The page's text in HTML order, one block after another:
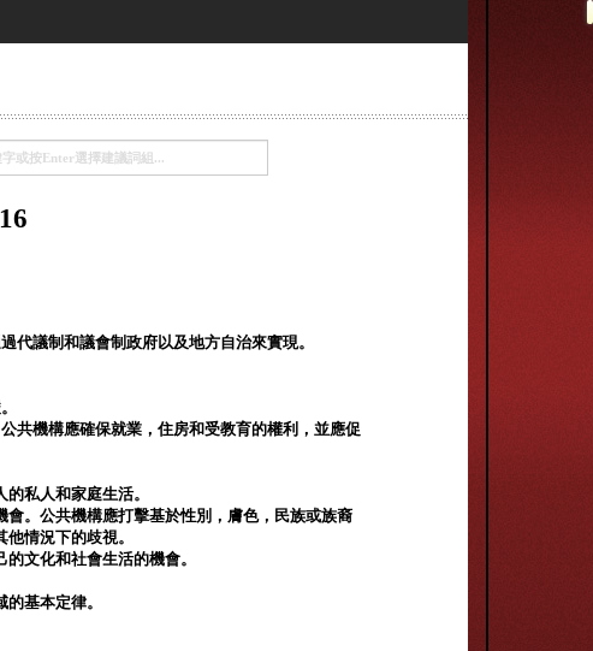
代議制和議會制政府以及地方自治來實現。
共機構應確保就業，住房和受教育的權利，並應促
私人和家庭生活。
。公共機構應打擊基於性別，膚色，民族或族裔
情況下的歧視。
文化和社會生活的機會。
基本定律。